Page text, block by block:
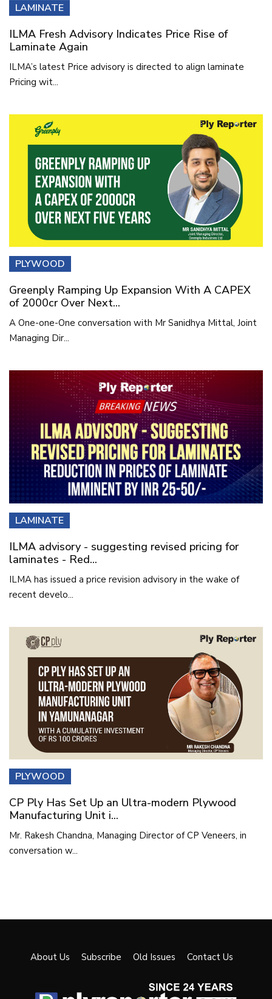
LAMINATE
ILMA Fresh Advisory Indicates Price Rise of
Laminate Again
ILMA’s latest Price advisory is directed to align laminate
Pricing wit...
PLYWOOD
Greenply Ramping Up Expansion With A CAPEX
of 2000cr Over Next...
A One-one-One conversation with Mr Sanidhya Mittal, Joint
Managing Dir...
LAMINATE
ILMA advisory - suggesting revised pricing for
laminates - Red...
ILMA has issued a price revision advisory in the wake of
recent develo...
PLYWOOD
CP Ply Has Set Up an Ultra-modern Plywood
Manufacturing Unit i...
Mr. Rakesh Chandna, Managing Director of CP Veneers, in
conversation w...
About Us Subscribe Old Issues Contact Us